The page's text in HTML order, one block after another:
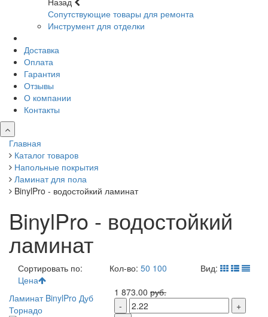
Сопутствующие товары для ремонта
Инструмент для отделки
Доставка
Оплата
Гарантия
Отзывы
О компании
Контакты
Главная
Каталог товаров
Напольные покрытия
Ламинат для пола
BinylPro - водостойкий ламинат
BinylPro - водостойкий
ламинат
Сортировать по:
Цена
Кол-во: 50 100 Вид:
Ламинат BinylPro Дуб
Торнадо
1 873.00 руб.